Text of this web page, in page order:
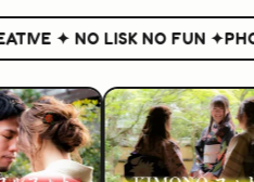
✦ NO LISK NO FUN ✦